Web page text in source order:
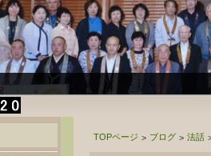
TOPページ > ブログ > 法話